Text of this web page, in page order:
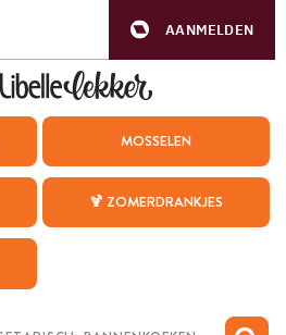
AANMELDEN
MOSSELEN
🍹 ZOMERDRANKJES